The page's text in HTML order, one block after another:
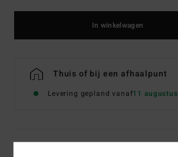
In winkelwagen
Thuis of bij een afhaalpunt
Levering gepland vanaf11 augustus